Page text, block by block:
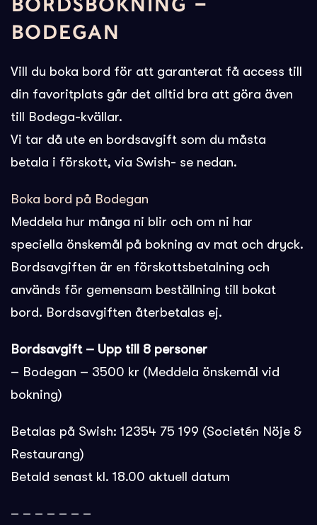
BODEGAN
Vill du boka bord för att garanterat få access till
din favoritplats går det alltid bra att göra även
till Bodega-kvällar.
Vi tar då ute en bordsavgift som du måsta
betala i förskott, via Swish- se nedan.
Boka bord på Bodegan
Meddela hur många ni blir och om ni har
speciella önskemål på bokning av mat och dryck.
Bordsavgiften är en förskottsbetalning och
används för gemensam beställning till bokat
bord. Bordsavgiften återbetalas ej.
Bordsavgift – Upp till 8 personer
– Bodegan – 3500 kr (Meddela önskemål vid
bokning)
Betalas på Swish: 12354 75 199 (Societén Nöje &
Restaurang)
Betald senast kl. 18.00 aktuell datum
– – – – – – –